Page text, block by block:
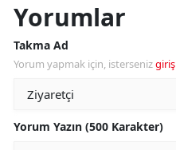
Yorumlar
Takma Ad
Yorum yapmak için, istersenizgiriş
Yorum Yazın (500 Karakter)